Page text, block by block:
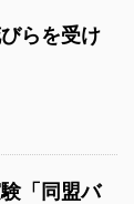
らを受け
「同盟バ